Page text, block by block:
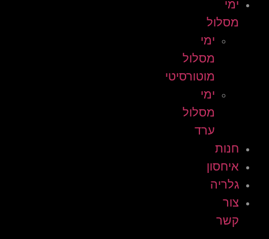
ימי
מסלול
ימי
מסלול
מוטורסיטי
ימי
מסלול
ערד
חנות
איחסון
גלריה
צור
קשר